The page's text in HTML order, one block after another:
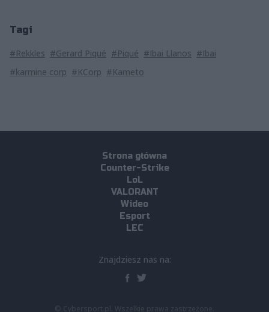
Tagi
#Rekkles #Gerard Piqué #Piqué #Ibai Llanos #Ibai
#karmine corp #KCorp #Kameto
Strona główna
Counter-Strike
LoL
VALORANT
Wideo
Esport
LEC
Znajdziesz nas na: